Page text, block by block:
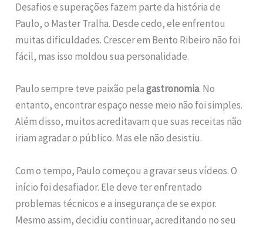
Desafios e superações fazem parte da história de
Paulo, o Master Tralha. Desde cedo, ele enfrentou
muitas dificuldades. Crescer em Bento Ribeiro não foi
fácil, mas isso moldou sua personalidade.
Paulo sempre teve paixão pelagastronomia. No
entanto, encontrar espaço nesse meio não foi simples.
Além disso, muitos acreditavam que suas receitas não
iriam agradar o público. Mas ele não desistiu.
Com o tempo, Paulo começou a gravar seus vídeos. O
início foi desafiador. Ele deve ter enfrentado
problemas técnicos e a insegurança de se expor.
Mesmo assim, decidiu continuar, acreditando no seu